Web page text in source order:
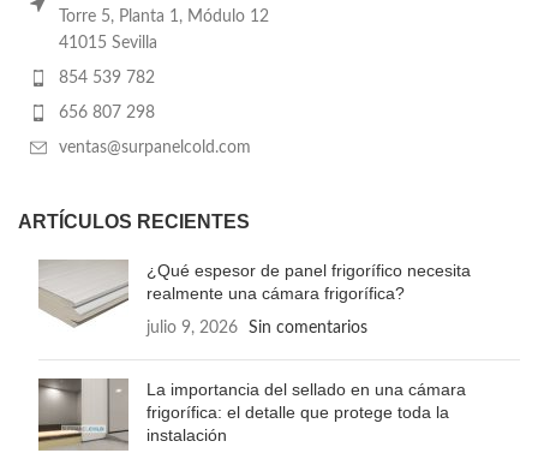
Torre 5, Planta 1, Módulo 12
41015 Sevilla
854 539 782
656 807 298
ventas@surpanelcold.com
ARTÍCULOS RECIENTES
¿Qué espesor de panel frigorífico necesita
realmente una cámara frigorífica?
julio 9, 2026 Sin comentarios
La importancia del sellado en una cámara
frigorífica: el detalle que protege toda la
instalación